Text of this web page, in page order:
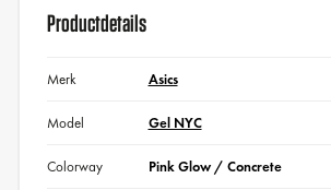
Productdetails
Merk Asics
Model Gel NYC
Colorway Pink Glow / Concrete